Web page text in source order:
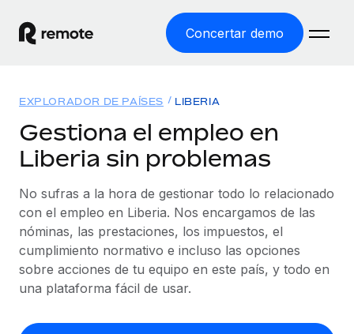
Concertar demo
EMPLEO GLOBAL
Nómina global
Gestiona las nóminas de forma sencilla y conforme a la
legalidad.
Employer of Record
Expándete en todo el mundo sin gastar en entidades.
Soluciones
COBERTURA MUNDIAL
Explorador de países
Consulta el soporte del empleo global según el país.
Explorador estatal de EE. UU.
Simplifica la contratación en todos los estados de EE.
Recursos
HERRAMIENTAS Y CALCULADORAS
Calculadora del riesgo de clasificación errónea
Consulta el riesgo de clasificación errónea por país.
Precios
EXPLORADOR DE PAÍSES LIBERIA
Gestiona el empleo en
Liberia sin problemas
No sufras a la hora de gestionar todo lo relacionado
con el empleo en Liberia. Nos encargamos de las
nóminas, las prestaciones, los impuestos, el
cumplimiento normativo e incluso las opciones
sobre acciones de tu equipo en este país, y todo en
una plataforma fácil de usar.